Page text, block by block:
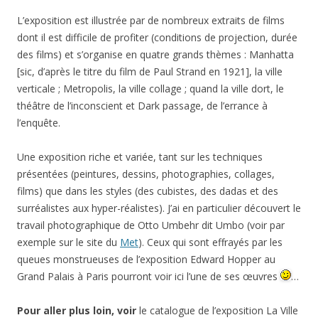
L’exposition est illustrée par de nombreux extraits de films
dont il est difficile de profiter (conditions de projection, durée
des films) et s’organise en quatre grands thèmes : Manhatta
[sic, d’après le titre du film de Paul Strand en 1921], la ville
verticale ; Metropolis, la ville collage ; quand la ville dort, le
théâtre de l’inconscient et Dark passage, de l’errance à
l’enquête.
Une exposition riche et variée, tant sur les techniques
présentées (peintures, dessins, photographies, collages,
films) que dans les styles (des cubistes, des dadas et des
surréalistes aux hyper-réalistes). J’ai en particulier découvert le
travail photographique de Otto Umbehr dit Umbo (voir par
exemple sur le site du Met). Ceux qui sont effrayés par les
queues monstrueuses de l’exposition Edward Hopper au
Grand Palais à Paris pourront voir ici l’une de ses œuvres
…
Pour aller plus loin, voir le catalogue de l’exposition La Ville